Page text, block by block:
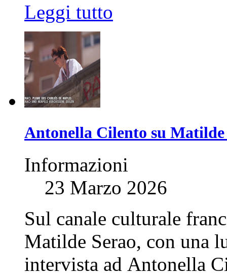
Leggi tutto
Antonella Cilento su
Informazioni
23 Marzo 2026
Sul canale culturale
Matilde Serao, con una
intervista ad Antonella